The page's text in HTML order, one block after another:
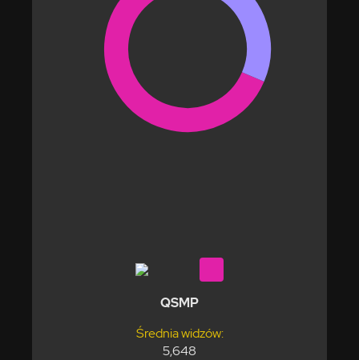
QSMP
Średnia widzów:
5,648